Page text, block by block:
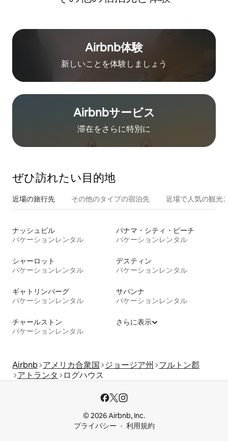
Airbnb体験
新しいことを体験しましょう
Airbnb⁠サ⁠ー⁠ビ⁠ス
滞在をさ⁠ら⁠に特⁠別⁠に
ぜひ訪⁠れ⁠た⁠い目⁠的⁠地
近場の旅行先 その他のタ⁠イ⁠プ⁠の宿⁠泊⁠先 近場で人気の観光
ナッシュビル
バケーションレンタル
パナマ・シティ・ビーチ
バケーションレンタル
シャーロット
バケーションレンタル
デスティン
バケーションレンタル
ギャトリンバーグ
バケーションレンタル
サバンナ
バケーションレンタル
チャールストン
バケーションレンタル
さらに表示
Airbnb アメリカ合衆国 ジョージア州
フルトン郡
アトランタ
ログハウス
© 2026 Airbnb, Inc.
プライバシー
利用規約